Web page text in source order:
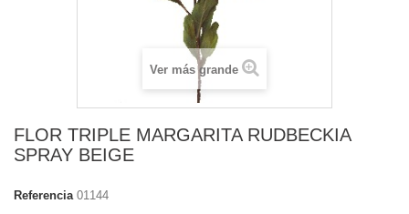
Ver más grande
FLOR TRIPLE MARGARITA RUDBECKIA
SPRAY BEIGE
Referencia 01144